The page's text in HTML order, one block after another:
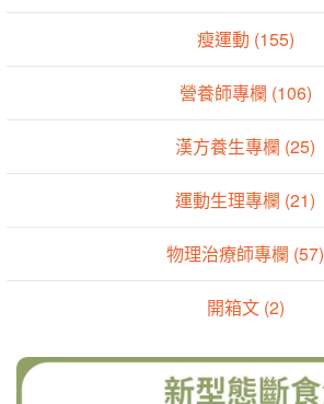
瘦運動 (155)
營養師專欄 (106)
漢方養生專欄 (25)
運動生理專欄 (21)
物理治療師專欄 (57)
開箱文 (2)